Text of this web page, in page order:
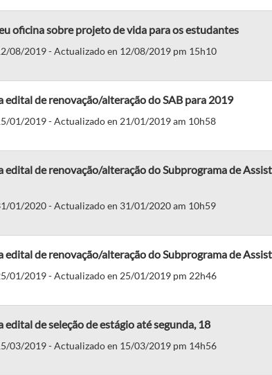
oficina sobre projeto de vida para os estudantes
08/2019 - Actualizado en 12/08/2019 pm 15h10
edital de renovação/alteração do SAB para 2019
01/2019 - Actualizado en 21/01/2019 am 10h58
edital de renovação/alteração do Subprograma de
01/2020 - Actualizado en 31/01/2020 am 10h59
edital de renovação/alteração do Subprograma de
01/2019 - Actualizado en 25/01/2019 pm 22h46
edital de seleção de estágio até segunda, 18
03/2019 - Actualizado en 15/03/2019 pm 14h56